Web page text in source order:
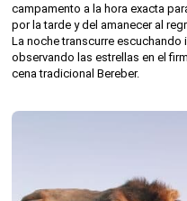
campamento a la hora exacta
por la tarde y del amanecer al
La noche transcurre
observando las estrellas en el
cena tradicional Bereber.